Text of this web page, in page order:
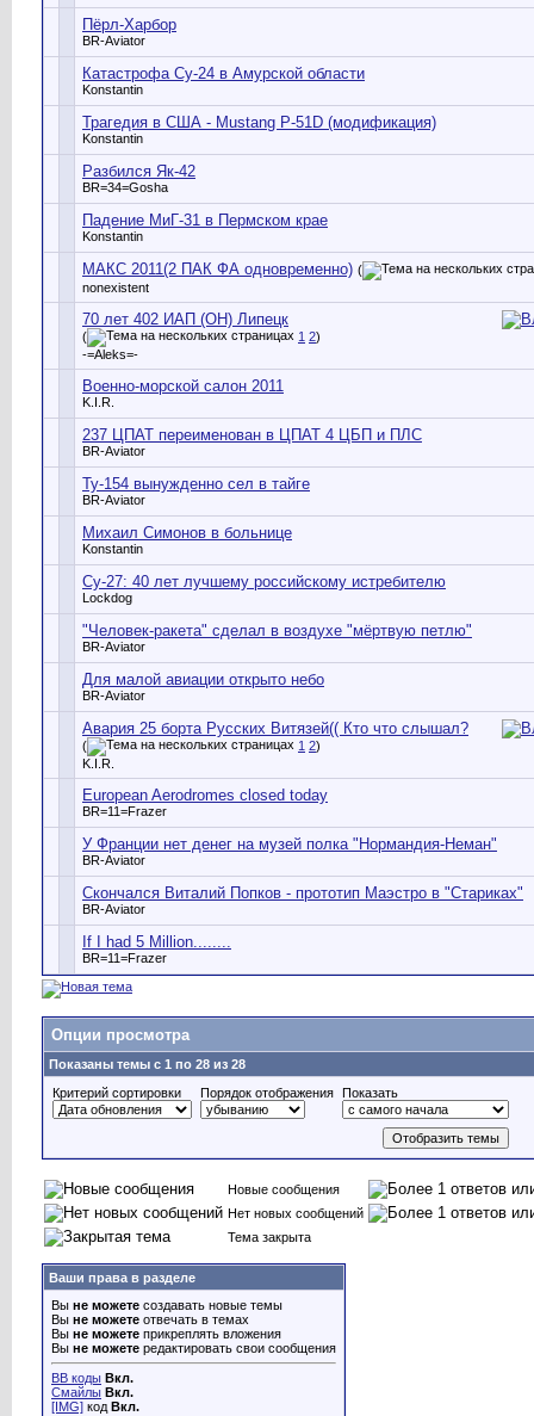
Пёрл-Харбор
BR-Aviator
Катастрофа Су-24 в Амурской области
Konstantin
Трагедия в США - Mustang P-51D (модификация)
Konstantin
Разбился Як-42
BR=34=Gosha
Падение МиГ-31 в Пермском крае
Konstantin
МАКС 2011(2 ПАК ФА одновременно) (
nonexistent
70 лет 402 ИАП (ОН) Липецк
( 1 2)
-=Aleks=-
Военно-морской салон 2011
K.I.R.
237 ЦПАТ переименован в ЦПАТ 4 ЦБП и ПЛС
BR-Aviator
Ту-154 вынужденно сел в тайге
BR-Aviator
Михаил Симонов в больнице
Konstantin
Су-27: 40 лет лучшему российскому истребителю
Lockdog
"Человек-ракета" сделал в воздухе "мёртвую петлю"
BR-Aviator
Для малой авиации открыто небо
BR-Aviator
Авария 25 борта Русских Витязей(( Кто что слышал?
( 1 2)
K.I.R.
European Aerodromes closed today
BR=11=Frazer
У Франции нет денег на музей полка "Нормандия-Неман"
BR-Aviator
Скончался Виталий Попков - прототип Маэстро в "Стариках"
BR-Aviator
If I had 5 Million........
BR=11=Frazer
Опции просмотра
Показаны темы с 1 по 28 из 28
Критерий сортировки
Порядок отображения Показать
Новые сообщения
Нет новых сообщений
Тема закрыта
Ваши права в разделе
Вы не можете создавать новые темы
Вы не можете отвечать в темах
Вы не можете прикреплять вложения
Вы не можете редактировать свои сообщения
BB коды Вкл.
Смайлы Вкл.
[IMG] код Вкл.